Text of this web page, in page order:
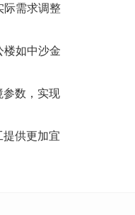
际需求调整
楼如中沙金
参数，实现
供更加宜